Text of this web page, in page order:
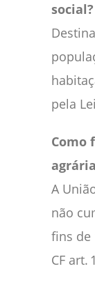
social?
pela
Como
A
não
fins de
CF art.